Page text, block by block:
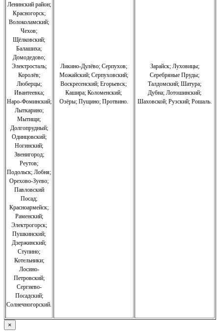
Ленинский район;
Красногорск;
Волоколамский;
Чехов;
Щёлковский;
Балашиха;
Домодедово;
Электросталь;
Королёв;
Люберцы;
Ивантеевка;
Наро-Фоминский;
Лыткарино;
Мытищи;
Долгопрудный;
Одинцовский;
Ногинский;
Звенигород;
Реутов;
Подольск; Лобня;
Орехово-Зуево;
Павловский
Посад;
Красноармейск;
Раменский;
Электрогорск;
Пушкинский;
Дзержинский;
Ступино;
Котельники;
Лосино-
Петровский;
Сергиево-
Посадский;
Солнечногорский.
Ликино-Дулёво;Серпухов;
Можайский;Серпуховский;
Воскресенский; Егорьевск;
Кашира; Коломенский;
Озёры;Пущино;Протвино.
Зарайск; Луховицы;
Серебряные Пруды;
Талдомский; Шатура;
Дубна; Лотошинский;
Шаховской; Рузский; Рошаль.
×